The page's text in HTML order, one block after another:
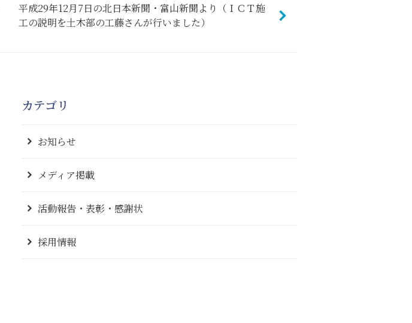
平成29年12月7日の北日本新聞・富山新聞より（ＩＣＴ施
工の説明を土木部の工藤さんが行いました）
カテゴリ
お知らせ
メディア掲載
活動報告・表彰・感謝状
採用情報